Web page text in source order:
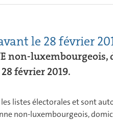
le 28 février
non-
février 2019.
listes électorales et sont
non-luxembourgeois,